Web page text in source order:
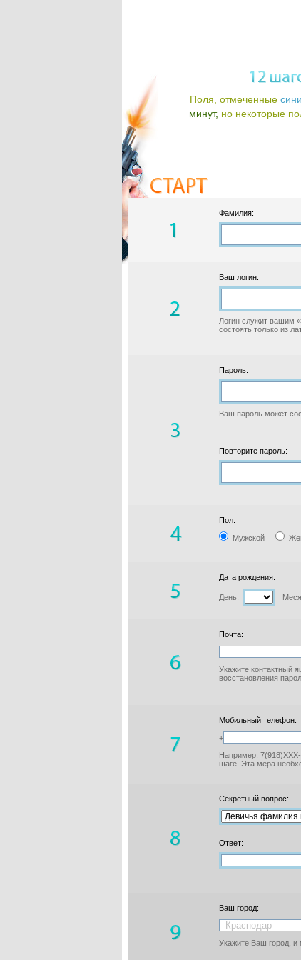
Поля, отмеченные
минут, но некоторые
Фамилия:
Ваш логин:
Логин служит вашим
состоять только из
Пароль:
Ваш пароль может
Повторите пароль:
Пол:
Мужской
Дата рождения:
День:
Почта:
Укажите контактный
восстановления
Мобильный телефон:
+
Например:
шаге. Эта мера
Секретный вопрос:
Ответ:
Ваш город:
Укажите Ваш город,